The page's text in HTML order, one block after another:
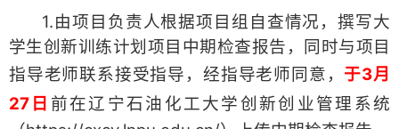
1.由项目负责人根据项目组自查情况，撰写大
学生创新训练计划项目中期检查报告，同时与项目
指导老师联系接受指导，经指导老师同意， 于3月
27日 前在辽宁石油化工大学创新创业管理系统